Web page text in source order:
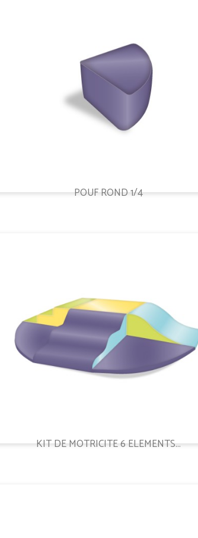
POUF ROND 1/4
KIT DE MOTRICITE 6 ELEMENTS...